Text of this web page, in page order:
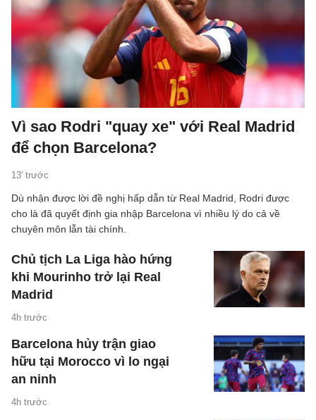
Vì sao Rodri "quay xe" với Real Madrid
để chọn Barcelona?
13' trước
Dù nhận được lời đề nghị hấp dẫn từ Real Madrid, Rodri được
cho là đã quyết định gia nhập Barcelona vì nhiều lý do cả về
chuyên môn lẫn tài chính.
Chủ tịch La Liga hào hứng
khi Mourinho trở lại Real
Madrid
4h trước
Barcelona hủy trận giao
hữu tại Morocco vì lo ngại
an ninh
4h trước